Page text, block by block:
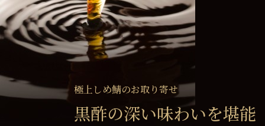
極上しめ鯖のお取り寄せ
黒酢の深い味わいを堪能